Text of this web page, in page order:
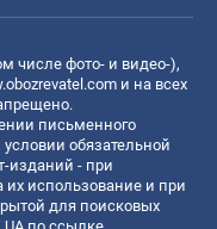
числе фото- и видео-),
и на всех
письменного
обязательной
изданий - при
использование и при
для поисковых